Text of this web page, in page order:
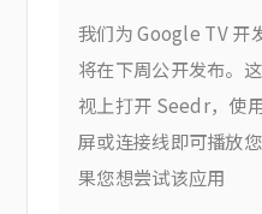
我们为 Google TV 开
将在下周公开发布。
视上打开 Seedr，使
屏或连接线即可播放
果您想尝试该应用